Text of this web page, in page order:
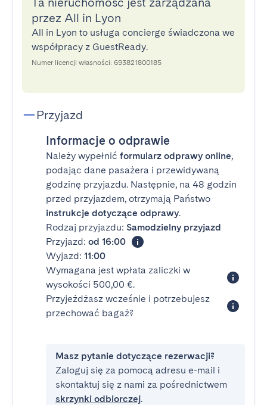
przez All in Lyon
All in Lyon to usługa concierge świadczona we
współpracy z GuestReady.
Numer licencji własności: 693821800185
Przyjazd
Informacje o odprawie
Należy wypełnić formularz odprawy online,
podając dane pasażera i przewidywaną
godzinę przyjazdu. Następnie, na 48 godzin
przed przyjazdem, otrzymają Państwo
instrukcje dotyczące odprawy.
Rodzaj przyjazdu: Samodzielny przyjazd
Przyjazd: od 16:00
Wyjazd: 11:00
Wymagana jest wpłata zaliczki w
wysokości 500,00 €.
Przyjeżdżasz wcześnie i potrzebujesz
przechować bagaż?
Masz pytanie dotyczące rezerwacji?
Zaloguj się za pomocą adresu e-mail i
skontaktuj się z nami za pośrednictwem
skrzynki odbiorczej.